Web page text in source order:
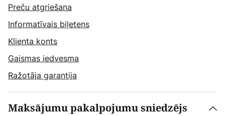
Preču atgriešana
Informatīvais biļetens
Klienta konts
Gaismas iedvesma
Ražotāja garantija
Maksājumu pakalpojumu sniedzējs